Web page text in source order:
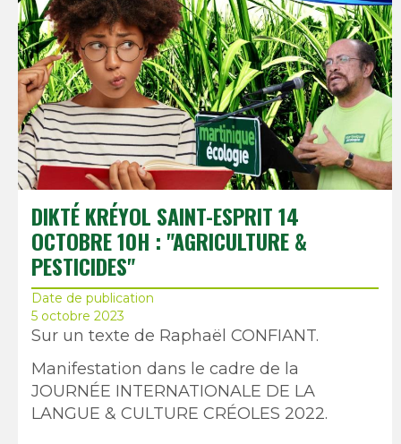
DIKTÉ KRÉYOL SAINT-ESPRIT 14
OCTOBRE 10H : "AGRICULTURE &
PESTICIDES"
Date de publication
5 octobre 2023
Sur un texte de Raphaël CONFIANT.
Manifestation dans le cadre de la
JOURNÉE INTERNATIONALE DE LA
LANGUE & CULTURE CRÉOLES 2022.